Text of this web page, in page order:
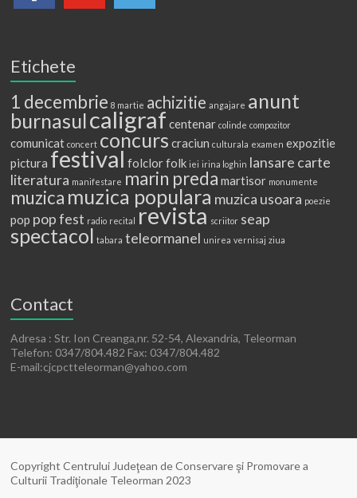
Etichete
1 decembrie 8 martie achizitie angajare anunt
burnasulcaligraf centenar colinde compozitor
comunicat concert concurs craciun culturala examen expozitie
pictura festival folclorfolk iei irina loghin lansare carte
literatura manifestare marin preda martisor monumente
muzica muzica populara muzica usoara poezie
pop pop fest radio recital revista scriitor seap
spectacol tabara teleormanel unirea vernisaj ziua
Contact
Adresa : Str. Ion Creanga,nr. 52-54, Alexandria, Teleorman
Telefon: 0347/804.482 Fax: 0347/804.482
E-mail:cjcpctteleorman@yahoo.com
Copyright Centrului Judeţean de Conservare şi Promovare a
Culturii Tradiţionale Teleorman 2023